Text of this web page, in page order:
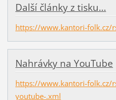
Další články z tisku...
https://www.kantori-folk.cz/
Nahrávky na YouTube
https://www.kantori-folk.cz/
youtube-.xml